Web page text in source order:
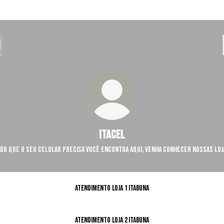
ITACEL
que o seu celular precisa você encontra aqui, venha conhecer nossas
Atendimento loja 1 Itabuna
Atendimento loja 2 Itabuna